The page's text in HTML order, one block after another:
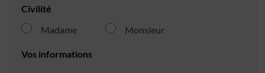
Civilité
Madame
Monsieur
Vos informations